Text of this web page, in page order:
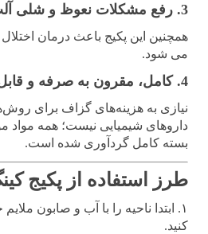
3. رفع مشکلات نعوظ و شلی آلت
همچنین این پکیج باعث درمان
می شود.
4. کامل، مقرون به صرفه و قابل استفاده در منزل
نیازی به هزینه‌های گزاف برای
داروهای شیمیایی نیست؛ همه مواد
بسته کامل گردآوری شده است.
طرز استفاده از پکیج
۱. ابتدا ناحیه را با آب و صابون
کنید.